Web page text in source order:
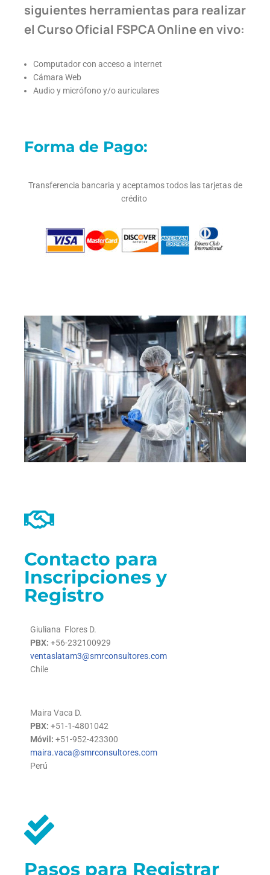
siguientes herramientas para realizar
el Curso Oficial FSPCA Online en vivo:
Computador con acceso a internet
Cámara Web
Audio y micrófono y/o auriculares
Forma de Pago:
Transferencia bancaria y aceptamos todos las tarjetas de
crédito
Contacto para
Inscripciones y
Registro
Giuliana Flores D.
PBX: +56-232100929
ventaslatam3@smrconsultores.com
Chile
Maira Vaca D.
PBX: +51-1-4801042
Móvil: +51-952-423300
maira.vaca@smrconsultores.com
Perú
Pasos para Registrar